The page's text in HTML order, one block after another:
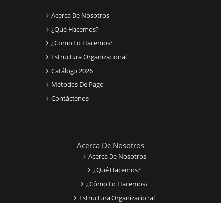
Acerca De Nosotros
¿Qué Hacemos?
¿Cómo Lo Hacemos?
Estructura Organizacional
Catálogo 2026
Métodos De Pago
Contáctenos
Acerca De Nosotros
Acerca De Nosotros
¿Qué Hacemos?
¿Cómo Lo Hacemos?
Estructura Organizacional